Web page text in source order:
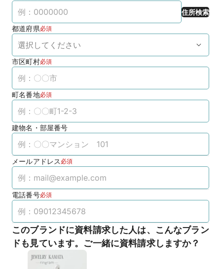
住所検索
都道府県必須
市区町村必須
町名番地必須
建物名・部屋番号
メールアドレス 必須
電話番号必須
このブランドに資料請求した人は、こんなブラン
ドも見ています。ご一緒に資料請求しますか？